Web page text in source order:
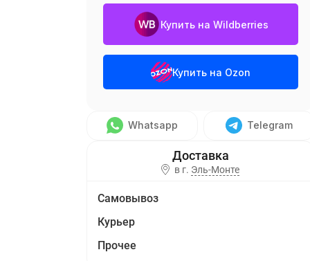
Купить на Wildberries
Купить на Ozon
Whatsapp Telegram
в г. Эль-Монте
Самовывоз
Курьер
Прочее